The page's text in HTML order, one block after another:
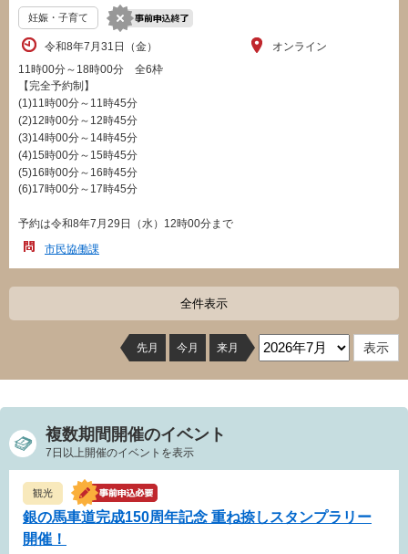
妊娠・子育て
令和8年7月31日（金）
11時00分～18時00分 全6枠
【完全予約制】
(1)11時00分～11時45分
(2)12時00分～12時45分
(3)14時00分～14時45分
(4)15時00分～15時45分
(5)16時00分～16時45分
(6)17時00分～17時45分
予約は令和8年7月29日（水）12時00分まで
オンライン
市民協働課
全件表示
先月 今月 来月
複数期間開催のイベント
7日以上開催のイベントを表示
観光
銀の馬車道完成150周年記念 重ね捺しスタンプラリー
開催！